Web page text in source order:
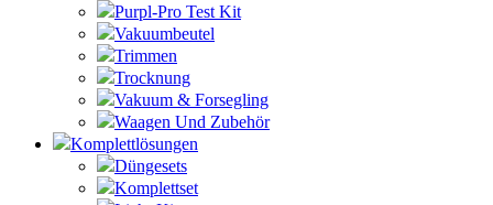
Purpl-Pro Test Kit
Vakuumbeutel
Trimmen
Trocknung
Vakuum & Forsegling
Waagen Und Zubehör
Komplettlösungen
Düngesets
Komplettset